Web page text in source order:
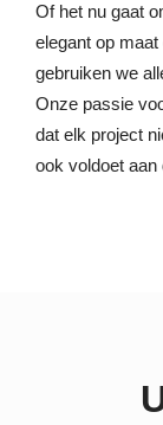
Of het nu gaat
elegant op
gebruiken we
Onze passie
dat elk project
ook voldoet aan